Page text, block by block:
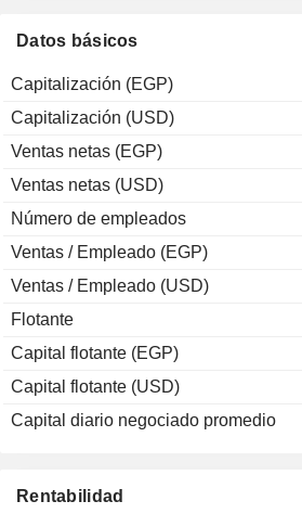
Rentabilidad
Datos básicos
Capitalización (EGP)
Capitalización (USD)
Ventas netas (EGP)
Ventas netas (USD)
Número de empleados
Ventas / Empleado (EGP)
Ventas / Empleado (USD)
Flotante
Capital flotante (EGP)
Capital flotante (USD)
Capital diario negociado promedio
2000
1998
1997